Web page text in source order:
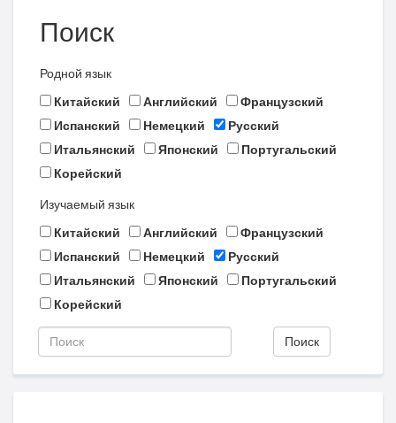
Поиск
Родной язык
Китайский
Английский
Французский
Испанский
Немецкий
Русский
Итальянский
Японский
Португальский
Корейский
Изучаемый язык
Китайский
Английский
Французский
Испанский
Немецкий
Русский
Итальянский
Японский
Португальский
Корейский
Поиск